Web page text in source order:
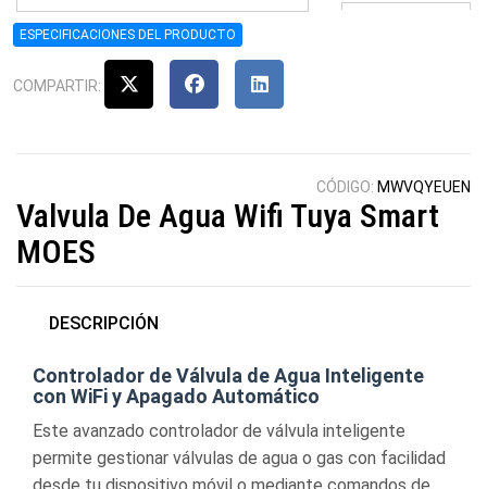
ESPECIFICACIONES DEL PRODUCTO
COMPARTIR:
CÓDIGO: MWVQYEUEN
Valvula De Agua Wifi Tuya Smart
MOES
DESCRIPCIÓN
Controlador de Válvula de Agua Inteligente
con WiFi y Apagado Automático
Este avanzado controlador de válvula inteligente
permite gestionar válvulas de agua o gas con facilidad